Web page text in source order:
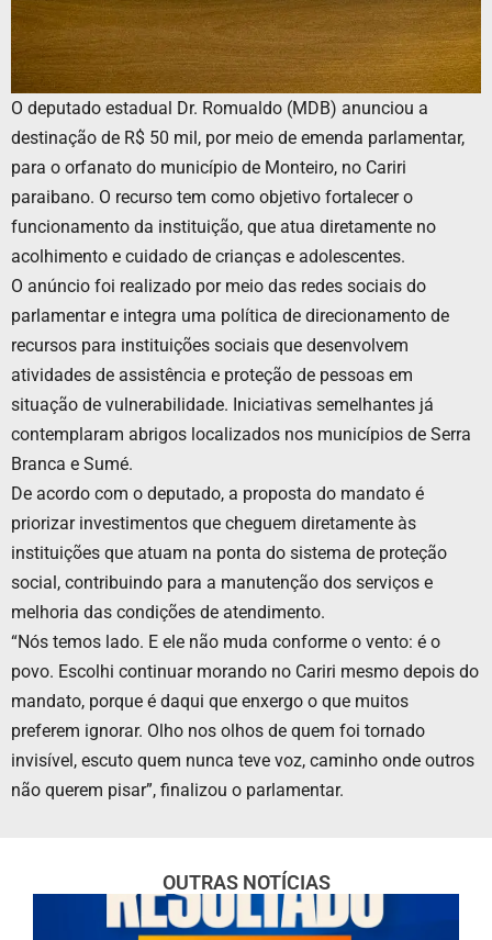
O deputado estadual Dr. Romualdo (MDB) anunciou a
destinação de R$ 50 mil, por meio de emenda parlamentar,
para o orfanato do município de Monteiro, no Cariri
paraibano. O recurso tem como objetivo fortalecer o
funcionamento da instituição, que atua diretamente no
acolhimento e cuidado de crianças e adolescentes.
O anúncio foi realizado por meio das redes sociais do
parlamentar e integra uma política de direcionamento de
recursos para instituições sociais que desenvolvem
atividades de assistência e proteção de pessoas em
situação de vulnerabilidade. Iniciativas semelhantes já
contemplaram abrigos localizados nos municípios de Serra
Branca e Sumé.
De acordo com o deputado, a proposta do mandato é
priorizar investimentos que cheguem diretamente às
instituições que atuam na ponta do sistema de proteção
social, contribuindo para a manutenção dos serviços e
melhoria das condições de atendimento.
“Nós temos lado. E ele não muda conforme o vento: é o
povo. Escolhi continuar morando no Cariri mesmo depois do
mandato, porque é daqui que enxergo o que muitos
preferem ignorar. Olho nos olhos de quem foi tornado
invisível, escuto quem nunca teve voz, caminho onde outros
não querem pisar”, finalizou o parlamentar.
OUTRAS NOTÍCIAS